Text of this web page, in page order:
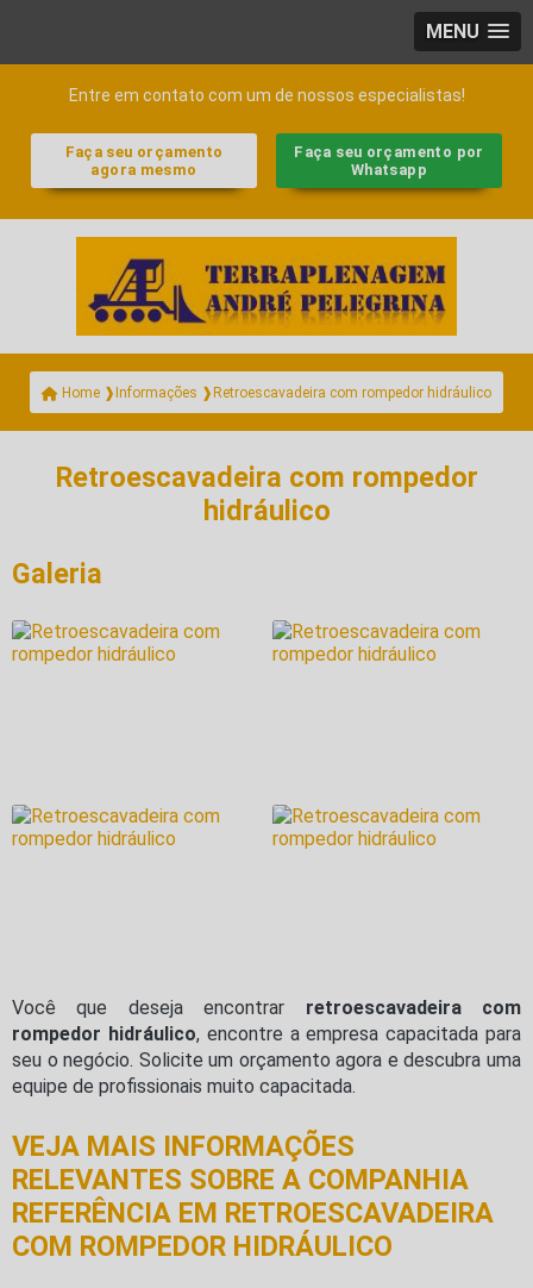
MENU
Entre em contato com um de nossos especialistas!
Faça seu orçamento
agora mesmo
Faça seu orçamento por
Whatsapp
Home ❱ Informações ❱ Retroescavadeira com rompedor hidráulico
Retroescavadeira com rompedor
hidráulico
Galeria
Você que deseja encontrar retroescavadeira com
rompedor hidráulico, encontre a empresa capacitada para
seu o negócio. Solicite um orçamento agora e descubra uma
equipe de profissionais muito capacitada.
VEJA MAIS INFORMAÇÕES
RELEVANTES SOBRE A COMPANHIA
REFERÊNCIA EM RETROESCAVADEIRA
COM ROMPEDOR HIDRÁULICO